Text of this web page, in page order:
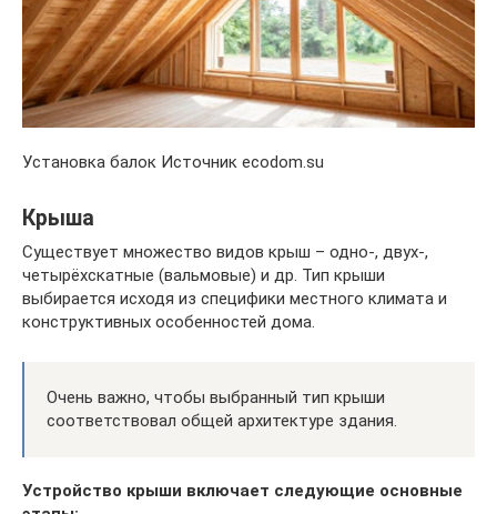
Установка балок Источник ecodom.su
Крыша
Существует множество видов крыш – одно-, двух-,
четырёхскатные (вальмовые) и др. Тип крыши
выбирается исходя из специфики местного климата и
конструктивных особенностей дома.
Очень важно, чтобы выбранный тип крыши
соответствовал общей архитектуре здания.
Устройство крыши включает следующие основные